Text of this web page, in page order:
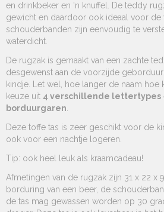
en drinkbeker en 'n knuffel. De teddy
gewicht en daardoor ook ideaal voor de
schouderbanden zijn eenvoudig te
waterdicht.
De rugzak is gemaakt van een zachte
desgewenst aan de voorzijde
kindje. Let wel, hoe langer de naam hoe
keuze uit 4 verschillende lettertypes
borduurgaren
Deze toffe tas is zeer geschikt voor de
ook voor een nachtje logeren.
Tip: ook heel leuk als kraamcadeau!
Afmetingen van de rugzak zijn 31 x 22 x
borduring van een beer, de
de tas mag gewassen worden op 30